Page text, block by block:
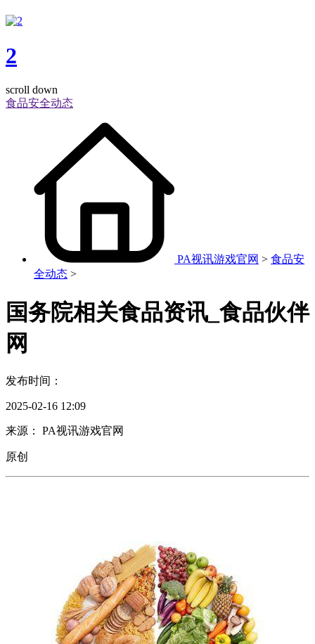
2
scroll down
食品安全动态
PA视讯游戏官网 > 食品安
全动态 >
国务院相关食品资讯_食品伙伴
网
发布时间：
2025-02-16 12:09
来源： PA视讯游戏官网
原创